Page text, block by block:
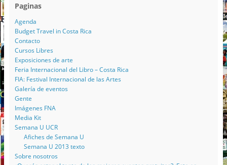
Paginas
Agenda
Budget Travel in Costa Rica
Contacto
Cursos Libres
Exposiciones de arte
Feria Internacional del Libro – Costa Rica
FIA: Festival Internacional de las Artes
Galería de eventos
Gente
Imágenes FNA
Media Kit
Semana U UCR
Afiches de Semana U
Semana U 2013 texto
Sobre nosotros